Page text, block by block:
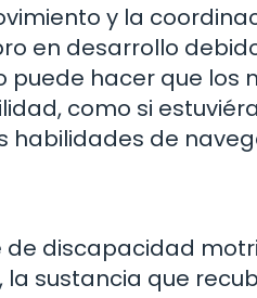
y la
en desarrollo
hacer que los
como si
de
discapacidad
sustancia que